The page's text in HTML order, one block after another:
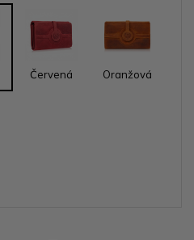
Červená Oranžová